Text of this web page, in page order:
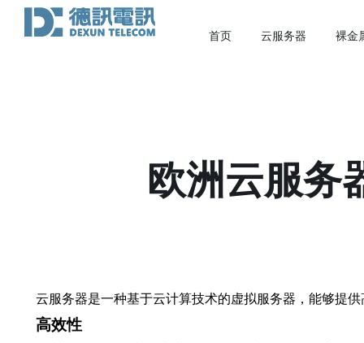
首页 云服务器 裸金
欧洲云服务
云服务器是一种基于云计算技术的虚拟服务器，能够提
高效性